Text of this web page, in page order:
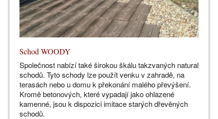
Schod WOODY
Společnost nabízí také širokou škálu takzvaných natural
schodů. Tyto schody lze použít venku v zahradě, na
terasách nebo u domu k překonání malého převýšení.
Kromě betonových, které vypadají jako ohlazené
kamenné, jsou k dispozici imitace starých dřevěných
schodů.